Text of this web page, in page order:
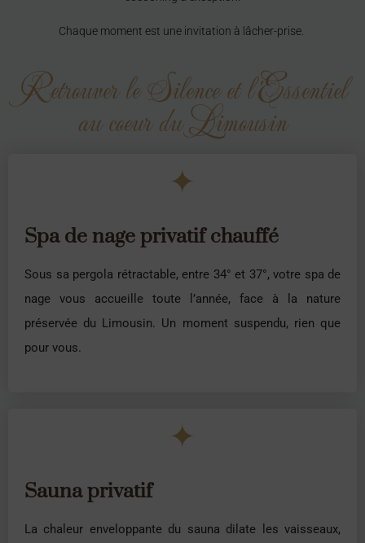
Chaque moment est une invitation à lâcher-prise.
Retrouver le Silence et l'Essentiel
au coeur du Limousin
✦
Spa de nage privatif chauffé
Sous sa pergola rétractable, entre 34° et 37°, votre spa de
nage vous accueille toute l’année, face à la nature
préservée du Limousin. Un moment suspendu, rien que
pour vous.
✦
Sauna privatif
La chaleur enveloppante du sauna dilate les vaisseaux,